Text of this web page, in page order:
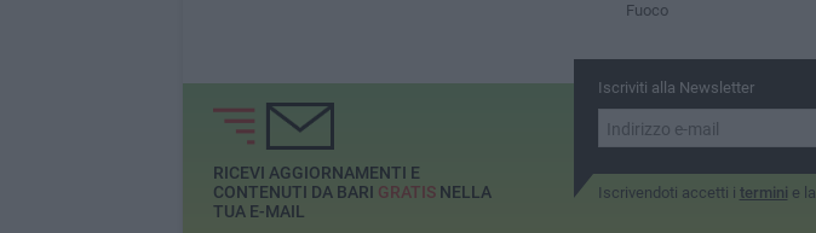
Fuoco
Iscriviti alla Newsletter
Iscrivendoti accetti i termini e la
RICEVI AGGIORNAMENTI E
CONTENUTI DA BARI GRATISNELLA
TUA E-MAIL